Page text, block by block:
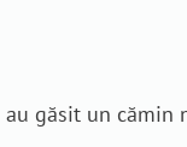
găsit un cămin